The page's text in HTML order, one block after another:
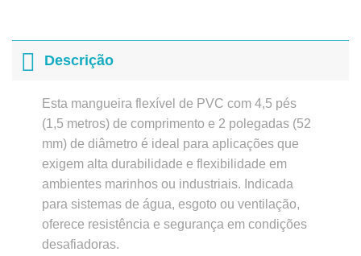
Descrição
Esta mangueira flexível de PVC com 4,5 pés
(1,5 metros) de comprimento e 2 polegadas (52
mm) de diâmetro é ideal para aplicações que
exigem alta durabilidade e flexibilidade em
ambientes marinhos ou industriais. Indicada
para sistemas de água, esgoto ou ventilação,
oferece resistência e segurança em condições
desafiadoras.